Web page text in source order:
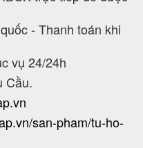
- Thanh toán khi
vụ 24/24h
Cầu.
san-pham/tu-ho-